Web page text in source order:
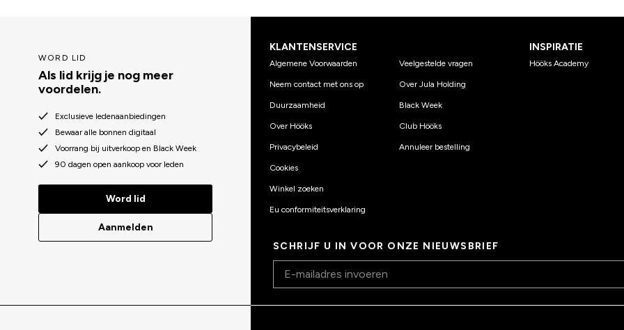
WORD LID
Als lid krijg je nog meer
voordelen.
Exclusieve ledenaanbiedingen
Bewaar alle bonnen digitaal
Voorrang bij uitverkoop en Black Week
90 dagen open aankoop voor leden
Word lid
Aanmelden
KLANTENSERVICE
Algemene Voorwaarden
Neem contact met ons op
Duurzaamheid
Over Hööks
Privacybeleid
Cookies
Winkel zoeken
Eu conformiteitsverklaring
Veelgestelde vragen
Over Jula Holding
Black Week
Club Hööks
Annuleer bestelling
INSPIRATIE
Hööks Academy
SCHRIJF U IN VOOR ONZE NIEUWSBRIEF